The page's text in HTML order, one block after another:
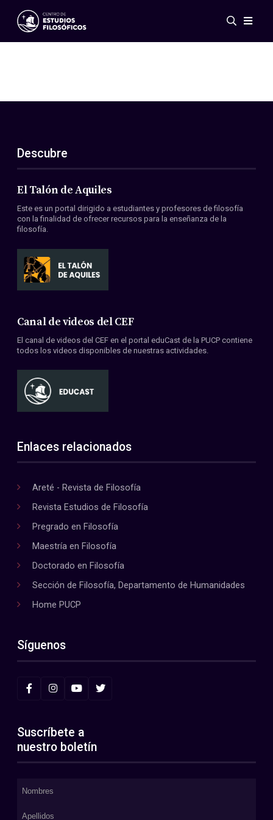
Eventos
ES
EN
Acerca de nosotros
Miembros
Convenios
Descubre
El Talón de Aquiles
Este es un portal dirigido a estudiantes y profesores de filosofía
con la finalidad de ofrecer recursos para la enseñanza de la
filosofía.
Canal de videos del CEF
El canal de videos del CEF en el portal eduCast de la PUCP contiene
todos los videos disponibles de nuestras actividades.
Enlaces relacionados
Areté - Revista de Filosofía
Revista Estudios de Filosofía
Pregrado en Filosofía
Maestría en Filosofía
Doctorado en Filosofía
Sección de Filosofía, Departamento de Humanidades
Home PUCP
Síguenos
Suscríbete a
nuestro boletín